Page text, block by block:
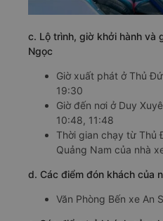
c. Lộ trình, giờ khởi hành và
Ngọc
Giờ xuất phát ở Thủ
19:30
Giờ đến nơi ở Duy
10:48, 11:48
Thời gian chạy từ Thủ
Quảng Nam của nhà
d. Các điểm đón khách của
Văn Phòng Bến xe An